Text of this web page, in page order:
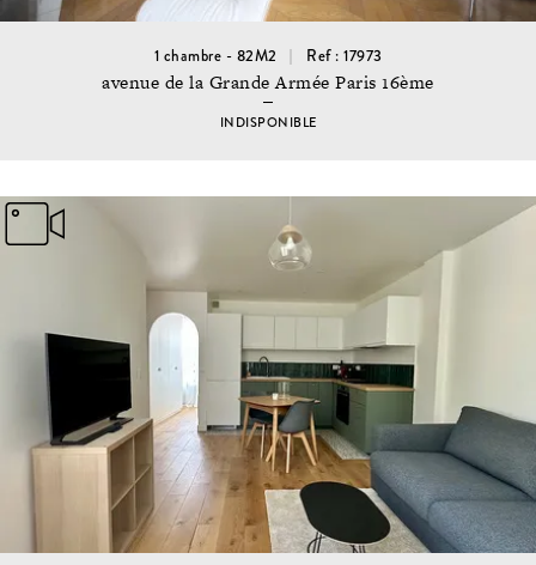
1 chambre - 82M2 Ref : 17973
avenue de la Grande Armée Paris 16ème
INDISPONIBLE